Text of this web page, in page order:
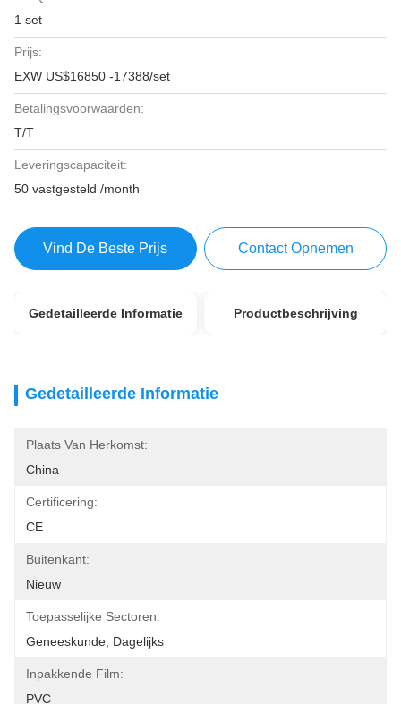
1 set
Prijs:
EXW US$16850 -17388/set
Betalingsvoorwaarden:
T/T
Leveringscapaciteit:
50 vastgesteld /month
Vind De Beste Prijs Contact Opnemen
Gedetailleerde Informatie Productbeschrijving
Gedetailleerde Informatie
Plaats Van Herkomst:
China
Certificering:
CE
Buitenkant:
Nieuw
Toepasselijke Sectoren:
Geneeskunde, Dagelijks
Inpakkende Film:
PVC